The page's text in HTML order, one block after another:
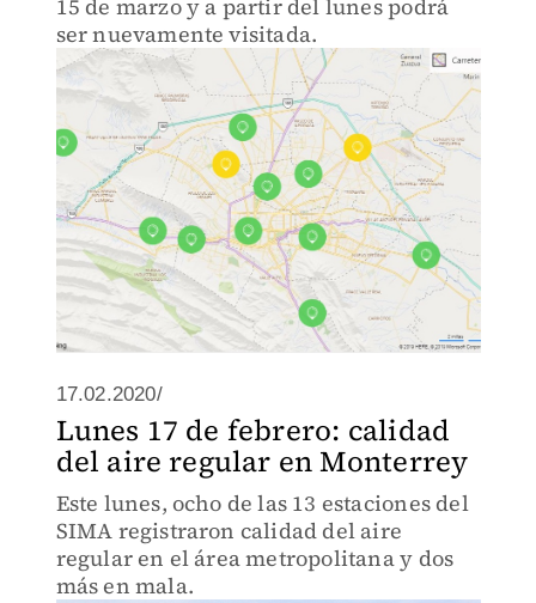
15 de marzo y a partir del lunes podrá
ser nuevamente visitada.
17.02.2020/
Lunes 17 de febrero: calidad
del aire regular en Monterrey
Este lunes, ocho de las 13 estaciones del
SIMA registraron calidad del aire
regular en el área metropolitana y dos
más en mala.